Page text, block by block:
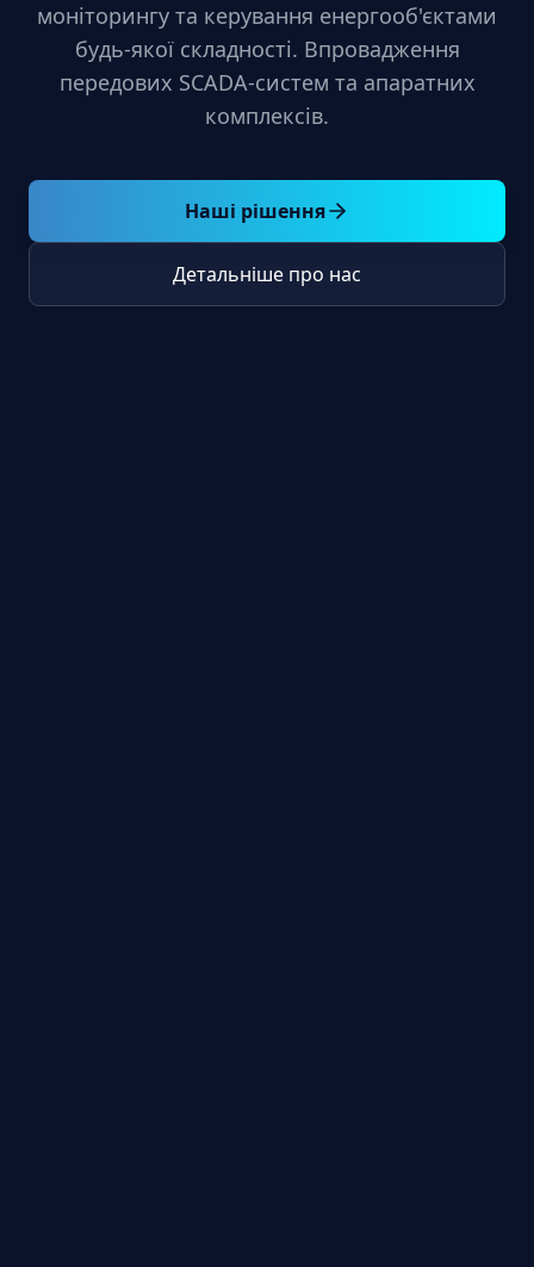
моніторингу та керування енергооб'єктами
будь-якої складності. Впровадження
передових SCADA-систем та апаратних
комплексів.
Наші рішення
Детальніше про нас